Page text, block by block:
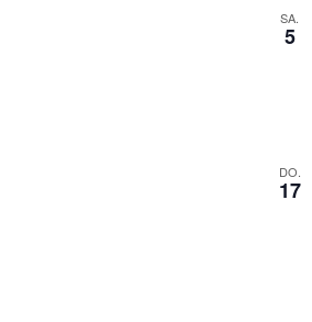
SA.
5
DO.
17